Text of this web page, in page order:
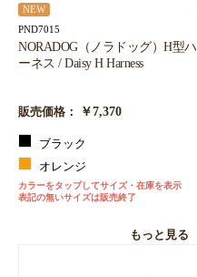
NEW
PND7015
NORADOG（ノラドッグ）H型ハ
ーネス / Daisy H Harness
販売価格： ￥7,370
ブラック
オレンジ
カラーをタップしてサイズ・在庫を表示
表記の無いサイズは販売終了
もっと見る